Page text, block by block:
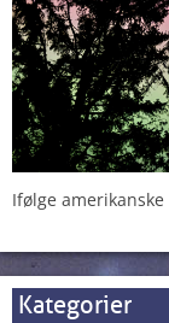
Ifølge amerikanske
Kategorier